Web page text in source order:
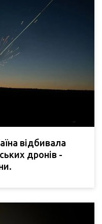
відбивала
дронів -